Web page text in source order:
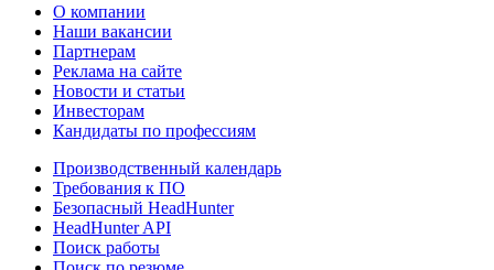
О компании
Наши вакансии
Партнерам
Реклама на сайте
Новости и статьи
Инвесторам
Кандидаты по профессиям
Производственный календарь
Требования к ПО
Безопасный HeadHunter
HeadHunter API
Поиск работы